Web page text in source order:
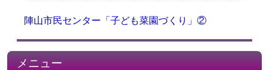
陣山市民センター「子ども菜園づくり」②
メニュー